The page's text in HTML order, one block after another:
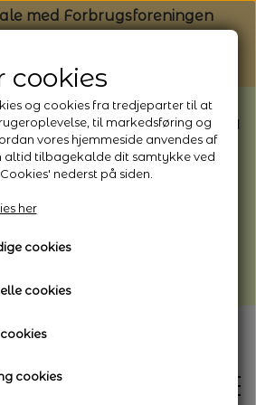
med Forbrugsforeningen
har ferielukket* fra
åben og sender hele
på, at der kan være lidt
cookies
og cookies fra tredjeparter til at
til markedsføring og
vores hjemmeside anvendes af
altid tilbagekalde dit samtykke ved
nederst på siden.
her
cookies
cookies
cookies